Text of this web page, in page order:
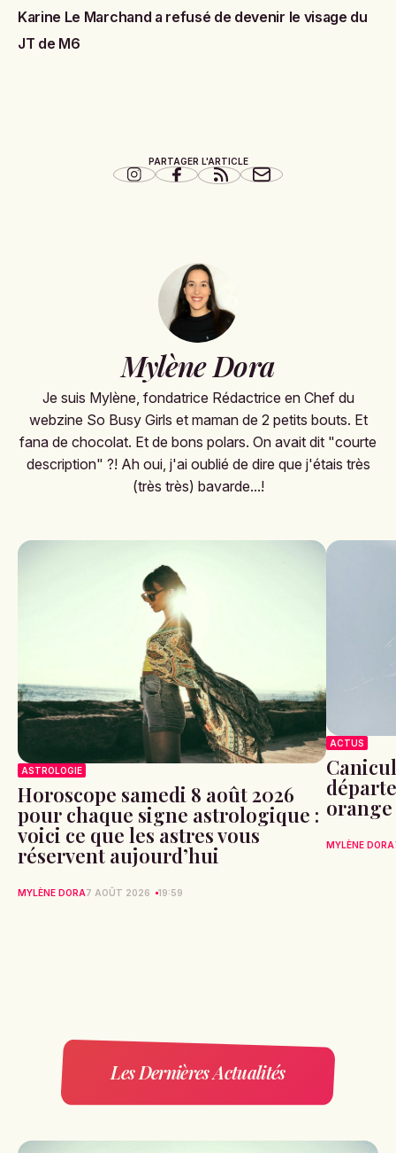
Karine Le Marchand a refusé de devenir le visage du
JT de M6
PARTAGER L'ARTICLE
Mylène Dora
Je suis Mylène, fondatrice Rédactrice en Chef du
webzine So Busy Girls et maman de 2 petits bouts. Et
fana de chocolat. Et de bons polars. On avait dit "courte
description" ?! Ah oui, j'ai oublié de dire que j'étais très
(très très) bavarde...!
ASTROLOGIE
Horoscope samedi 8 août 2026
pour chaque signe astrologique :
voici ce que les astres vous
réservent aujourd’hui
MYLÈNE DORA7 AOÛT 2026 19:59
ACTUS
orange
MYLÈNE DORA
Les Dernières Actualités